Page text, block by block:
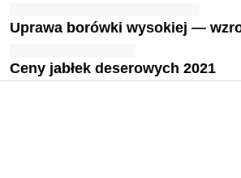
Uprawa borówki wysokiej —
Ceny jabłek deserowych 2021